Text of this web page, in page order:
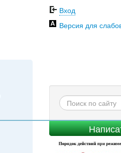
Вход
Версия для